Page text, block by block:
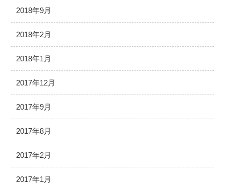
2018年9月
2018年2月
2018年1月
2017年12月
2017年9月
2017年8月
2017年2月
2017年1月